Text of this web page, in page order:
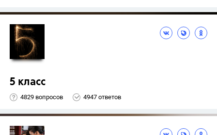
5 класс
4829 вопросов 4947 ответов